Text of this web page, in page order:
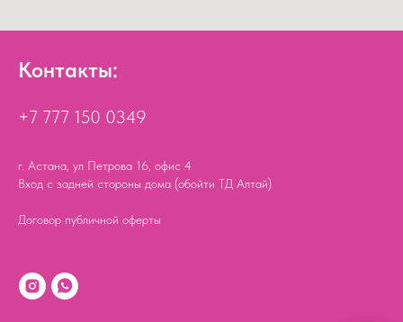
Контакты:
+7 777 150 0349
г. Астана, ул Петрова 16, офис 4
Вход с задней стороны дома (обойти ТД Алтай)
Договор публичной оферты